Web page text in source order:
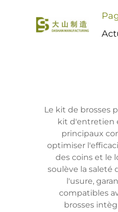
Le kit de brosses
kit d'entretien
principaux
optimiser
des coins et le
soulève la saleté
l'usure,
compatibles
brosses